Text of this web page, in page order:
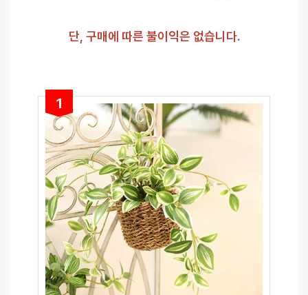
단, 구매에 따른 불이익은 없습니다.
1